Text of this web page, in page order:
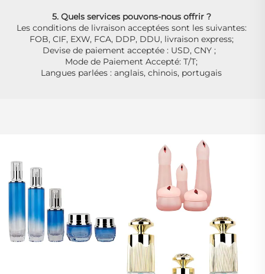
5. Quels services pouvons-nous offrir ?
Les conditions de livraison acceptées sont les suivantes:
FOB, CIF, EXW, FCA, DDP, DDU, livraison express;
Devise de paiement acceptée : USD, CNY ;
Mode de Paiement Accepté: T/T;
Langues parlées : anglais, chinois, portugais